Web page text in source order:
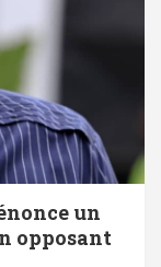
un
opposant